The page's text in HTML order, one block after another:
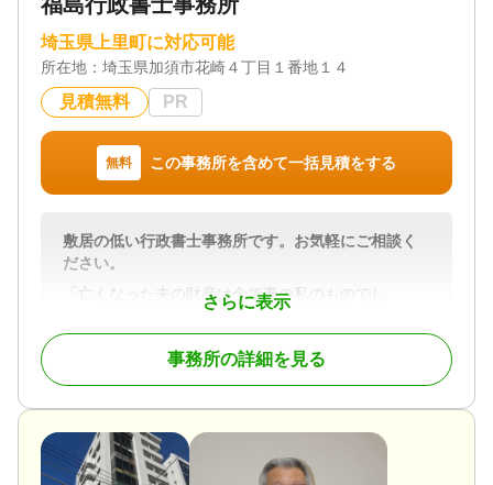
対応体制
電話相談可 / 訪問可 / 女性スタッフ対応可 / 土日相談
可 / 初回相談無料 / 18時以降相談可 / オンライン面談
可 / 事務所面談可
埼玉県上里町に対応可能
所在地： 埼玉県加須市花崎４丁目１番地１４
見積無料 PR
無料 この事務所を含めて一括見積をする
さらに表示
敷居の低い行政書士事務所です。お気軽にご相談く
ださい。
「亡くなった夫の財産は全て妻の私のものでし
ょ！」「私は遺言が必要ですか」という相談が大変
多いです。大変仲がよかったご家族が旦那様が亡く
なった後、４９日法要が終わったとたんに争いにな
ってしまうご家族。様々な相談を受けてきました。
ただいております。
事務所の詳細を見る